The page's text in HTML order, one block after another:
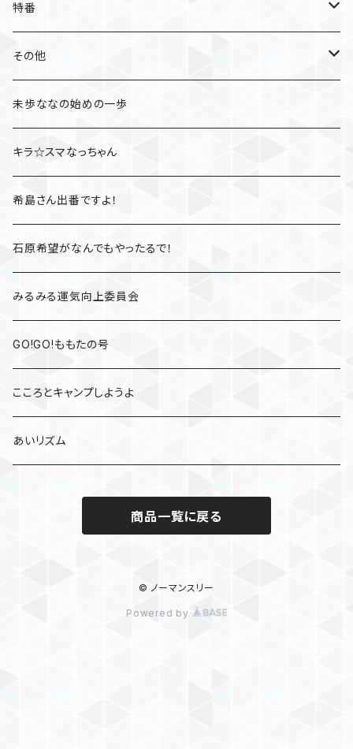
特番
たびとも
その他
桃さんぽ
凛とジェシカのファイト一発
高橋しょう子と三上悠亜のShow your rockets
かすみレディオ
未歩ななの始めの一歩
キラ☆スマなっちゃん
希島さん出番ですよ！
石原希望がなんでもやったるで！
みるみる運気向上委員会
GO!GO!ももたの号
こころとキャンプしようよ
あいリズム
商品一覧に戻る
© ノーマンスリー
Powered by